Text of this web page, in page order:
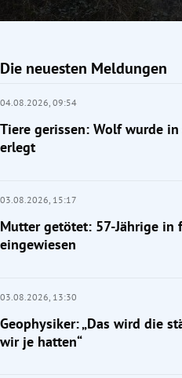
Die neuesten Meldungen
04.08.2026, 09:54
Tiere gerissen: Wolf wurde
erlegt
03.08.2026, 15:17
Mutter getötet: 57-Jährige in
eingewiesen
03.08.2026, 13:30
Geophysiker: „Das wird die
wir je hatten“